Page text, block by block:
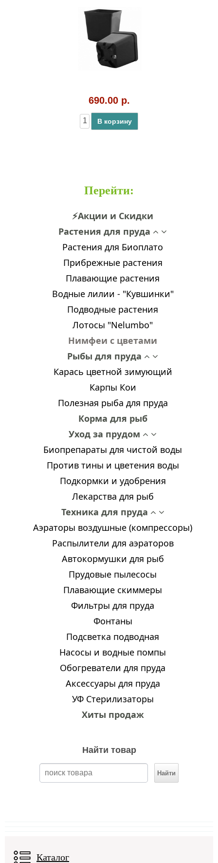
690.00 р.
В корзину
Перейти:
⚡Акции и Скидки
Растения для пруда
Растения для Биоплато
Прибрежные растения
Плавающие растения
Водные лилии - "Кувшинки"
Подводные растения
Лотосы "Nelumbo"
Нимфеи с цветами
Рыбы для пруда
Карась цветной зимующий
Карпы Кои
Полезная рыба для пруда
Корма для рыб
Уход за прудом
Биопрепараты для чистой воды
Против тины и цветения воды
Подкормки и удобрения
Лекарства для рыб
Техника для пруда
Аэраторы воздушные (компрессоры)
Распылители для аэраторов
Автокормушки для рыб
Прудовые пылесосы
Плавающие скиммеры
Фильтры для пруда
Фонтаны
Подсветка подводная
Насосы и водные помпы
Обогреватели для пруда
Аксессуары для пруда
УФ Стерилизаторы
Хиты продаж
Найти товар
Каталог